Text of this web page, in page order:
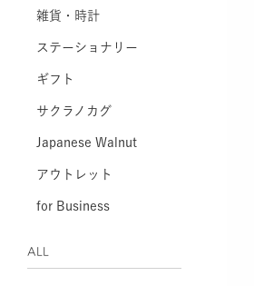
雑貨・時計
ステーショナリー
ギフト
サクラノカグ
Japanese Walnut
アウトレット
for Business
ALL